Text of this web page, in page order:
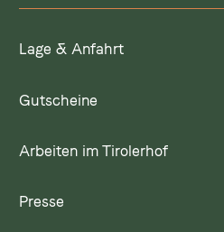
Lage & Anfahrt
Gutscheine
Arbeiten im Tirolerhof
Presse